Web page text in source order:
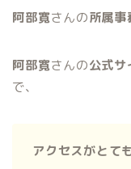
阿部寛さんの所属事
阿部寛さんの公式サ
で、
アクセスがとて